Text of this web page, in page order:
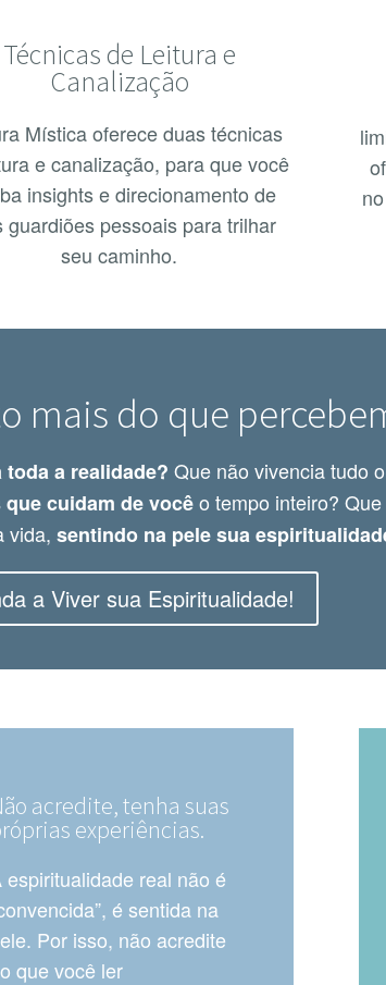
Técnicas de Leitura e
Canalização
Mística oferece duas técnicas
e canalização, para que você
insights e direcionamento de
guardiões pessoais para trilhar
seu caminho.
mais do que
a realidade? Que não vivencia tudo
cuidam de vocêo tempo inteiro?
vida, sentindo na pele sua
a Viver sua Espiritualidade!
acredite, tenha suas
experiências.
espiritualidade real não é
é sentida na
Por isso, não acredite
que você ler